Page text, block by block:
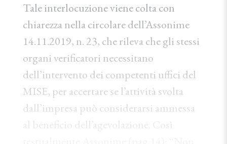
Tale interlocuzione viene colta con
chiarezza nella circolare dell’Assonime
14.11.2019, n. 23, che rileva che gli stessi
organi verificatori necessitano
dell’intervento dei competenti uffici del
MISE, per accertare se l’attività svolta
dall’impresa può considerarsi ammessa
al beneficio dell’agevolazione. Così